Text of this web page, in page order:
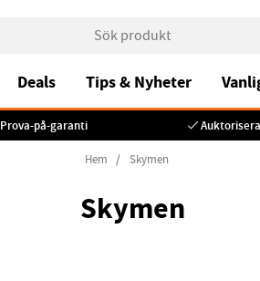
Prova-på-garanti
Deals Tips & Nyheter
Hem Skymen
Skymen